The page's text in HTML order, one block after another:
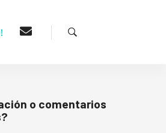
o comentarios